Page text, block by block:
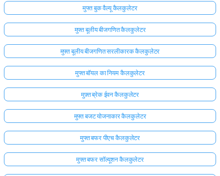
मुफ्त बुक वैल्यू कैलकुलेटर
मुफ्त बूलीय बीजगणित कैलकुलेटर
मुफ्त बूलीय बीजगणित सरलीकारक कैलकुलेटर
मुफ्त बॉयल का नियम कैलकुलेटर
मुफ़्त ब्रेक ईवन कैलकुलेटर
मुफ्त बजट योजनाकार कैलकुलेटर
मुफ्त बफर पीएच कैलकुलेटर
मुफ्त बफर सॉल्यूशन कैलकुलेटर